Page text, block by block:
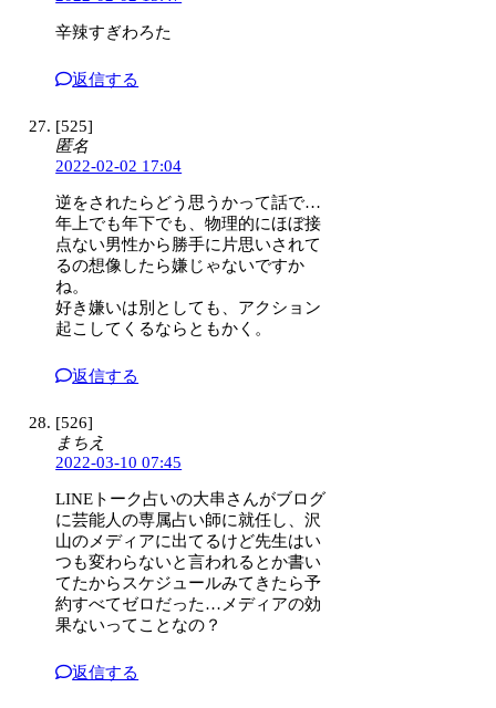
辛辣すぎわろた
返信する
[525]
匿名
2022-02-02 17:04
逆をされたらどう思うかって話で…
年上でも年下でも、物理的にほぼ接
点ない男性から勝手に片思いされて
るの想像したら嫌じゃないですか
ね。
好き嫌いは別としても、アクション
起こしてくるならともかく。
返信する
[526]
まちえ
2022-03-10 07:45
LINEトーク占いの大串さんがブログ
に芸能人の専属占い師に就任し、沢
山のメディアに出てるけど先生はい
つも変わらないと言われるとか書い
てたからスケジュールみてきたら予
約すべてゼロだった…メディアの効
果ないってことなの？
返信する